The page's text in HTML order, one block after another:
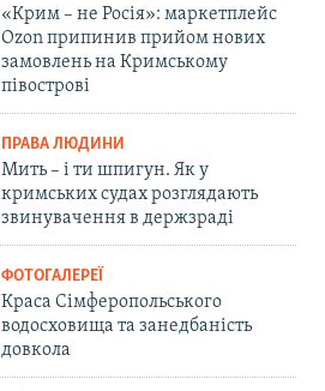
«Крим – не Росія»: маркетплейс
Ozon припинив прийом нових
замовлень на Кримському
півострові
ПРАВА ЛЮДИНИ
Мить – і ти шпигун. Як у
кримських судах розглядають
звинувачення в держзраді
ФОТОГАЛЕРЕЇ
Краса Сімферопольського
водосховища та занедбаність
довкола